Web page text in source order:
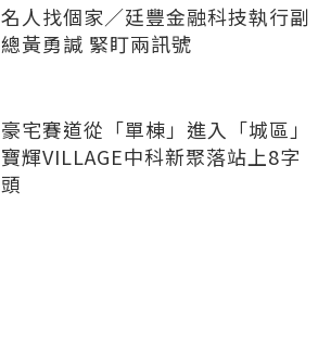
名人找個家／廷豐金融科技執行副
總黃勇諴 緊盯兩訊號
豪宅賽道從「單棟」進入「城區」
寶輝VILLAGE中科新聚落站上8字
頭